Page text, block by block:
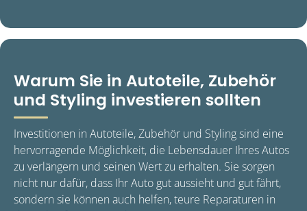
Warum Sie in Autoteile, Zubehör
und Styling investieren sollten
Investitionen in Autoteile, Zubehör und Styling sind eine
hervorragende Möglichkeit, die Lebensdauer Ihres Autos
zu verlängern und seinen Wert zu erhalten. Sie sorgen
nicht nur dafür, dass Ihr Auto gut aussieht und gut fährt,
sondern sie können auch helfen, teure Reparaturen in